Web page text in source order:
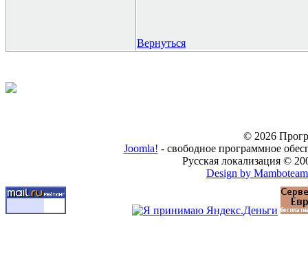
Вернуться
© 2026
Joomla! - свободное программное
Русская локализация ©
Design by